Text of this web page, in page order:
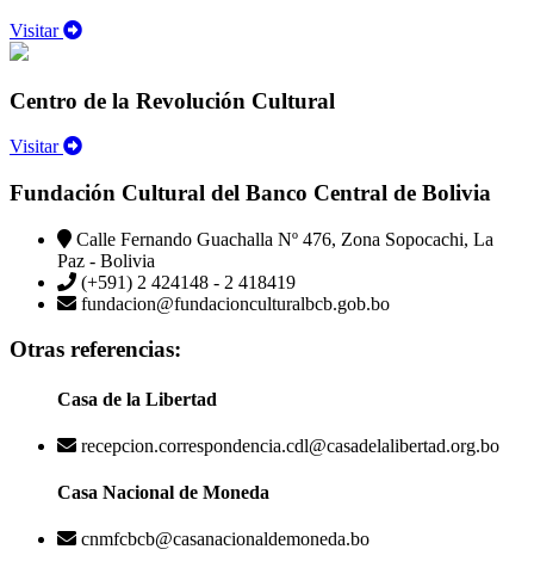
Visitar
Centro de la Revolución Cultural
Visitar
Fundación Cultural del Banco Central de Bolivia
Calle Fernando Guachalla Nº 476, Zona Sopocachi, La
Paz - Bolivia
(+591) 2 424148 - 2 418419
fundacion@fundacionculturalbcb.gob.bo
Otras referencias:
Casa de la Libertad
recepcion.correspondencia.cdl@casadelalibertad.org.bo
Casa Nacional de Moneda
cnmfcbcb@casanacionaldemoneda.bo